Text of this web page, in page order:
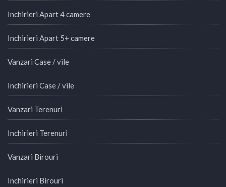
Inchirieri Apart 4 camere
Inchirieri Apart 5+ camere
Vanzari Case / vile
Inchirieri Case / vile
Vanzari Terenuri
Inchirieri Terenuri
Vanzari Birouri
Inchirieri Birouri